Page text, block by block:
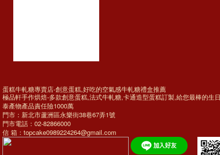
蛋糕牛軋糖專賣店-創意蛋糕,好吃的空氣感牛軋糖禮盒推薦
極品軒手作烘焙-多款創意蛋糕,法式牛軋糖,卡通造型蛋糕訂製,給您最棒的生
泰產物產品責任險1000萬
門市：新北市蘆洲區永樂街38巷67弄1號
門市電話：02-82866000
信 箱：topcake0989224264@gmail.com